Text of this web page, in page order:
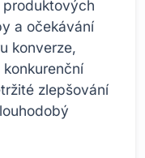
a očekávání
konverze,
zlepšování